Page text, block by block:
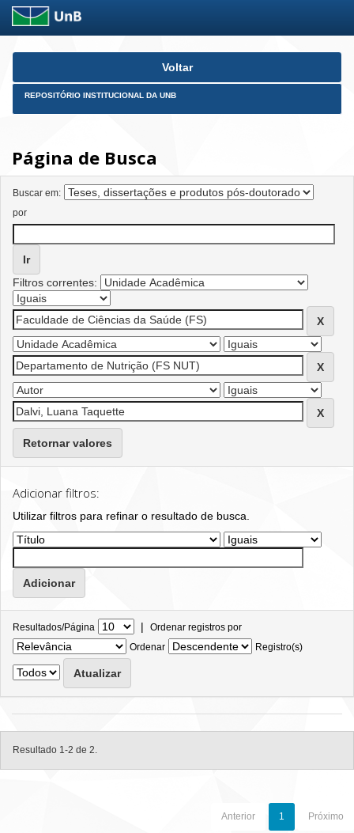
Skip
Voltar
REPOSITÓRIO INSTITUCIONAL DA UNB
Página de Busca
Buscar em:
por
Filtros correntes:
Retornar valores
Adicionar filtros:
Utilizar filtros para refinar o resultado de busca.
Resultados/Página | Ordenar registros por
Ordenar
Registro(s)
Resultado 1-2 de 2.
Anterior 1 Próximo